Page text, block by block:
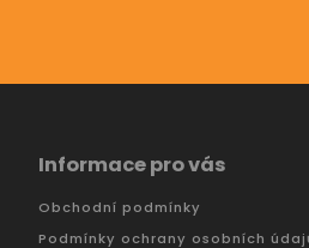
Informace pro vás
Obchodní podmínky
Podmínky ochrany osobních